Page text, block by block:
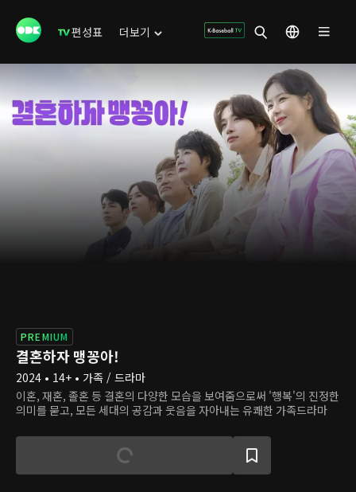
편성표 더보기
PREMIUM
결혼하자 맹꽁아!
2024 • 14+ • 가족 / 드라마
이혼, 재혼, 졸혼 등 결혼의 다양한 모습을 보여줌으로써 '행복'의 진정한
의미를 묻고, 모든 세대의 공감과 웃음을 자아내는 유쾌한 가족드라마